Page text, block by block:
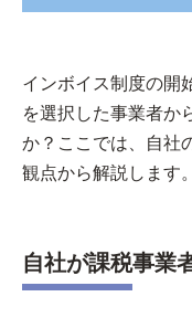
インボイス制度の開
を選択した事業者か
か？ここでは、自社
観点から解説します。
自社が課税事業